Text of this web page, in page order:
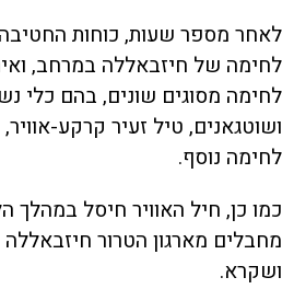
לאחר מספר שעות, כוחות
לחימה של חיזבאללה במרחב,
לחימה מסוגים שונים, בהם כלי
ושוטגאנים, טיל זעיר קרקע-אוויר,
לחימה נוסף.
כמו כן, חיל האוויר חיסל במהלך
מחבלים מארגון הטרור
ושקרא.